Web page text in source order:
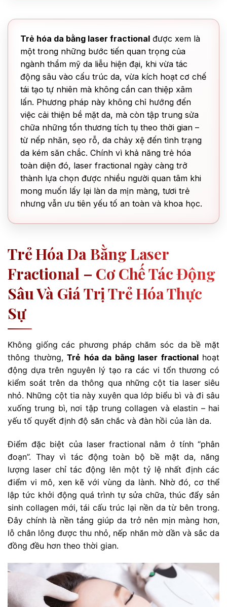
Trẻ hóa da bằng laser fractional được xem là
một trong những bước tiến quan trọng của
ngành thẩm mỹ da liễu hiện đại, khi vừa tác
động sâu vào cấu trúc da, vừa kích hoạt cơ chế
tái tạo tự nhiên mà không cần can thiệp xâm
lấn. Phương pháp này không chỉ hướng đến
việc cải thiện bề mặt da, mà còn tập trung sửa
chữa những tổn thương tích tụ theo thời gian –
từ nếp nhăn, sẹo rỗ, da chảy xệ đến tình trạng
da kém săn chắc. Chính vì khả năng trẻ hóa
toàn diện đó, laser fractional ngày càng trở
thành lựa chọn được nhiều người quan tâm khi
mong muốn lấy lại làn da mịn màng, tươi trẻ
nhưng vẫn ưu tiên yếu tố an toàn và khoa học.
Trẻ Hóa Da Bằng Laser
Fractional – Cơ Chế Tác Động
Sâu Và Giá Trị Trẻ Hóa Thực
Sự
Không giống các phương pháp chăm sóc da bề mặt
thông thường, Trẻ hóa da bằng laser fractionalhoạt
động dựa trên nguyên lý tạo ra các vi tổn thương có
kiểm soát trên da thông qua những cột tia laser siêu
nhỏ. Những cột tia này xuyên qua lớp biểu bì và đi sâu
xuống trung bì, nơi tập trung collagen và elastin – hai
yếu tố quyết định độ săn chắc và đàn hồi của làn da.
Điểm đặc biệt của laser fractional nằm ở tính “phân
đoạn”. Thay vì tác động toàn bộ bề mặt da, năng
lượng laser chỉ tác động lên một tỷ lệ nhất định các
điểm vi mô, xen kẽ với vùng da lành. Nhờ đó, cơ thể
lập tức khởi động quá trình tự sửa chữa, thúc đẩy sản
sinh collagen mới, tái cấu trúc lại nền da từ bên trong.
Đây chính là nền tảng giúp da trở nên mịn màng hơn,
lỗ chân lông được thu nhỏ, nếp nhăn mờ dần và sắc da
đồng đều hơn theo thời gian.